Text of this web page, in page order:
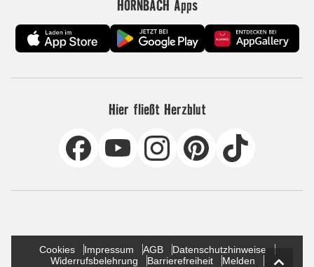
HORNBACH Apps
Hier fließt Herzblut
Cookies Impressum AGB
Datenschutzhinweise
Widerrufsbelehrung
Barrierefreiheit
Melden